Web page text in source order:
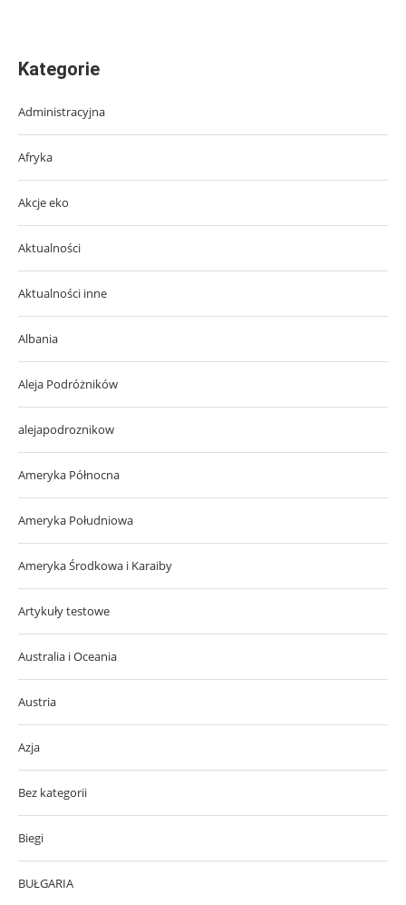
Kategorie
Administracyjna
Afryka
Akcje eko
Aktualności
Aktualności inne
Albania
Aleja Podróżników
alejapodroznikow
Ameryka Północna
Ameryka Południowa
Ameryka Środkowa i Karaiby
Artykuły testowe
Australia i Oceania
Austria
Azja
Bez kategorii
Biegi
BUŁGARIA